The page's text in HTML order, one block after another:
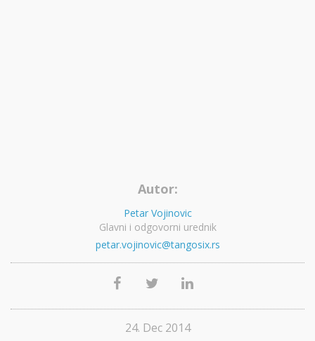
Autor:
Petar Vojinovic
Glavni i odgovorni urednik
petar.vojinovic@tangosix.rs
24. Dec 2014